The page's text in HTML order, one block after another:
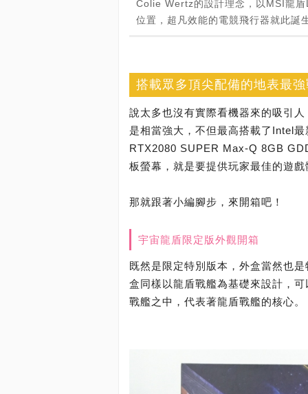
Colie Wertz的設計理念，以MSI龍
位置，超凡效能的電競飛行器就此誕
搭載眾多頂尖配備的地表最
說太多也沒有實際看機器來的吸引
是相當強大，不但最高搭載了Intel
RTX2080 SUPER Max-Q 8GB
板螢幕，就是要提供玩家最佳的遊戲
那就跟著小編腳步，來開箱吧！
宇宙龍盾限定版外觀開箱
既然是限定特別版本，外盒當然也
盒同樣以龍盾戰艦為基礎來設計，
戰艦之中，代表著龍盾戰艦的核心。